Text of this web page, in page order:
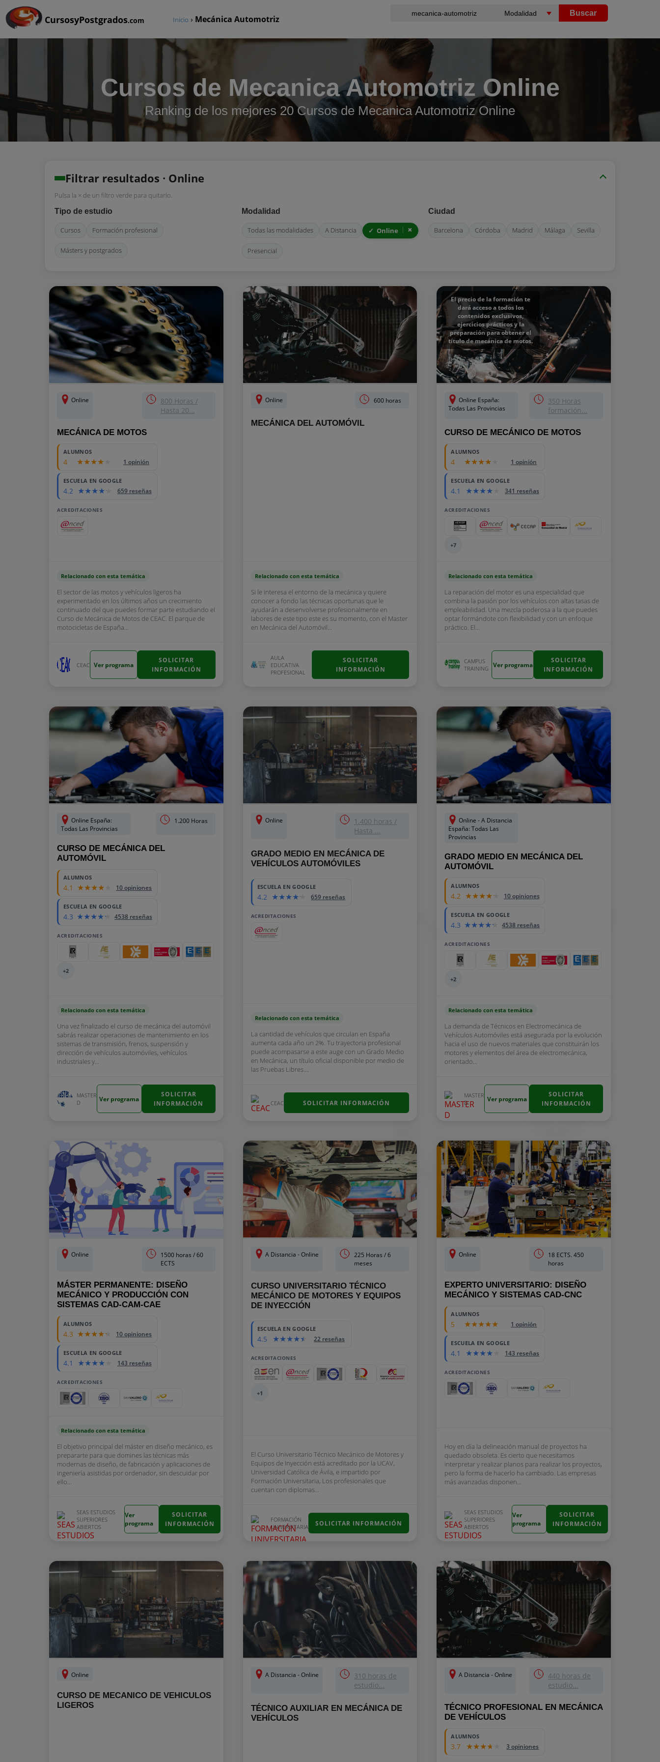
CursosyPostgrados.com
Buscar
Inicio › Mecánica Automotriz
Cursos de Mecanica Automotriz Online
Ranking de los mejores 20 Cursos de Mecanica Automotriz Online
Filtrar resultados · Online
Pulsa la × de un filtro verde para quitarlo.
Tipo de estudio
Cursos Formación profesional
Másters y postgrados
Modalidad
Todas las modalidades A Distancia Online
Presencial
Ciudad
Barcelona Córdoba Madrid Málaga Sevilla
Online
800 Horas /
Hasta 20...
MECÁNICA DE MOTOS
ALUMNOS
4 1 opinión
ESCUELA EN GOOGLE
4.2 659 reseñas
ACREDITACIONES
Relacionado con esta temática
El sector de las motos y vehículos ligeros ha
experimentado en los últimos años un crecimiento
continuado del que puedes formar parte estudiando el
Curso de Mecánica de Motos de CEAC. El parque de
motocicletas de España...
CEAC Ver programa
SOLICITAR
INFORMACIÓN
Online 600 horas
MECÁNICA DEL AUTOMÓVIL
Relacionado con esta temática
Si le interesa el entorno de la mecánica y quiere
conocer a fondo las técnicas oportunas que le
ayudarán a desenvolverse profesionalmente en
labores de este tipo este es su momento, con el Master
en Mecánica del Automóvil...
AULA
EDUCATIVA
PROFESIONAL
SOLICITAR
INFORMACIÓN
El precio de la formación te
dará acceso a todos los
contenidos exclusivos,
ejercicios prácticos y la
preparación para obtener el
título de mecánica de motos.
Online España:
Todas Las Provincias
350 Horas
formación...
CURSO DE MECÁNICO DE MOTOS
ALUMNOS
4 1 opinión
ESCUELA EN GOOGLE
4.1 341 reseñas
ACREDITACIONES
+7
Relacionado con esta temática
La reparación del motor es una especialidad que
combina la pasión por los vehículos con altas tasas de
empleabilidad. Una mezcla poderosa a la que puedes
optar formándote con flexibilidad y con un enfoque
práctico. El...
CAMPUS
TRAINING
Ver programa
SOLICITAR
INFORMACIÓN
Online España:
Todas Las Provincias
1.200 Horas
CURSO DE MECÁNICA DEL
AUTOMÓVIL
ALUMNOS
4.1 10 opiniones
ESCUELA EN GOOGLE
4.3 4538 reseñas
ACREDITACIONES
+2
Relacionado con esta temática
Una vez finalizado el curso de mecánica del automóvil
sabrás realizar operaciones de mantenimiento en los
sistemas de transmisión, frenos, suspensión y
dirección de vehículos automóviles, vehículos
industriales y...
MASTER
D
Ver programa
SOLICITAR
INFORMACIÓN
Online
1.400 horas /
Hasta ...
GRADO MEDIO EN MECÁNICA DE
VEHÍCULOS AUTOMÓVILES
ESCUELA EN GOOGLE
4.2 659 reseñas
ACREDITACIONES
Relacionado con esta temática
La cantidad de vehículos que circulan en España
aumenta cada año un 2%. Tu trayectoria profesional
puede acompasarse a este auge con un Grado Medio
en Mecánica, un título oficial disponible por medio de
las Pruebas Libres....
CEAC SOLICITAR INFORMACIÓN
Online - A Distancia
España: Todas Las
Provincias
GRADO MEDIO EN MECÁNICA DEL
AUTOMÓVIL
ALUMNOS
4.2 10 opiniones
ESCUELA EN GOOGLE
4.3 4538 reseñas
ACREDITACIONES
+2
Relacionado con esta temática
La demanda de Técnicos en Electromecánica de
Vehículos Automóviles está asegurada por la evolución
hacia el uso de nuevos materiales que constituirán los
motores y elementos del área de electromecánica,
orientado...
MASTER
D
Ver programa
SOLICITAR
INFORMACIÓN
Online
1500 horas / 60
ECTS
MÁSTER PERMANENTE: DISEÑO
MECÁNICO Y PRODUCCIÓN CON
SISTEMAS CAD-CAM-CAE
ALUMNOS
4.3 10 opiniones
ESCUELA EN GOOGLE
4.1 143 reseñas
ACREDITACIONES
Relacionado con esta temática
El objetivo principal del máster en diseño mecánico, es
prepararte para que domines las técnicas más
modernas de diseño, de fabricación y aplicaciones de
ingeniería asistidas por ordenador, sin descuidar por
ello...
SEAS ESTUDIOS
SUPERIORES
ABIERTOS
Ver
programa
SOLICITAR
INFORMACIÓN
A Distancia - Online
225 Horas / 6
meses
CURSO UNIVERSITARIO TÉCNICO
MECÁNICO DE MOTORES Y EQUIPOS
DE INYECCIÓN
ESCUELA EN GOOGLE
4.5 22 reseñas
ACREDITACIONES
+1
El Curso Universitario Técnico Mecánico de Motores y
Equipos de Inyección está acreditado por la UCAV,
Universidad Católica de Ávila, e impartido por
Formación Universitaria, Los profesionales que
cuentan con diplomas...
FORMACIÓN
UNIVERSITARIA
SOLICITAR INFORMACIÓN
Online
18 ECTS. 450
horas
EXPERTO UNIVERSITARIO: DISEÑO
MECÁNICO Y SISTEMAS CAD-CNC
ALUMNOS
5 1 opinión
ESCUELA EN GOOGLE
4.1 143 reseñas
ACREDITACIONES
Hoy en día la delineación manual de proyectos ha
quedado obsoleta. Es cierto que necesitamos
interpretar y realizar planos para realizar los proyectos,
pero la forma de hacerlo ha cambiado. Las empresas
más avanzadas disponen...
SEAS ESTUDIOS
SUPERIORES
ABIERTOS
Ver
programa
SOLICITAR
INFORMACIÓN
Online
CURSO DE MECANICO DE VEHICULOS
LIGEROS
A Distancia - Online
310 horas de
estudio...
TÉCNICO AUXILIAR EN MECÁNICA DE
VEHÍCULOS
A Distancia - Online
440 horas de
estudio...
TÉCNICO PROFESIONAL EN MECÁNICA
DE VEHÍCULOS
ALUMNOS
3.7 3 opiniones